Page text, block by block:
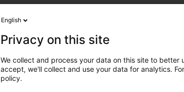
English
Privacy on this site
We collect and process your data on this site to better
accept, we'll collect and use your data for analytics.
policy.